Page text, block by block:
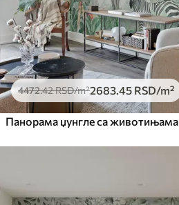
4472.42RSD/m²2683 .45 RSD/m²
Панорама џунгле са животињама